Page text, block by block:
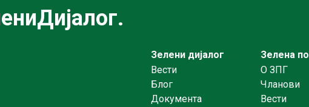
Зелени дијалог
Вести
Блог
Документа
Зелена
О ЗПГ
Чланови
Вести